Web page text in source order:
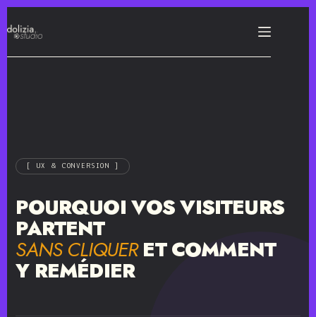
[ UX & CONVERSION ]
POURQUOI VOS VISITEURS
PARTENT
SANS CLIQUERET COMMENT
Y REMÉDIER